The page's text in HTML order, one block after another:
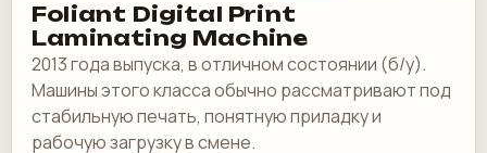
Foliant Digital Print
Laminating Machine
2013 года выпуска, в отличном состоянии (б/у).
Машины этого класса обычно рассматривают под
стабильную печать, понятную приладку и
рабочую загрузку в смене.